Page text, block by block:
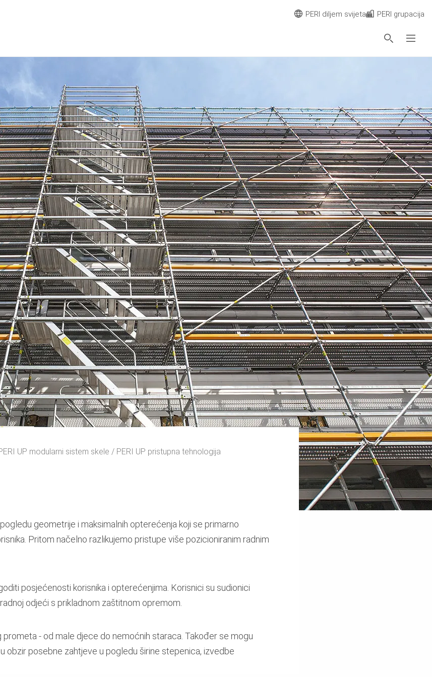
UP modularni sistem skele PERI UP pristupna tehnologija
geometrije i maksimalnih opterećenja koji se primarno
Pritom načelno razlikujemo pristupe više pozicioniranim radnim
posjećenosti korisnika i opterećenjima. Korisnici su sudionici
odjeći s prikladnom zaštitnom opremom.
- od male djece do nemoćnih staraca. Također se mogu
obzir posebne zahtjeve u pogledu širine stepenica, izvedbe
PERI diljem svijeta PERI grupacija